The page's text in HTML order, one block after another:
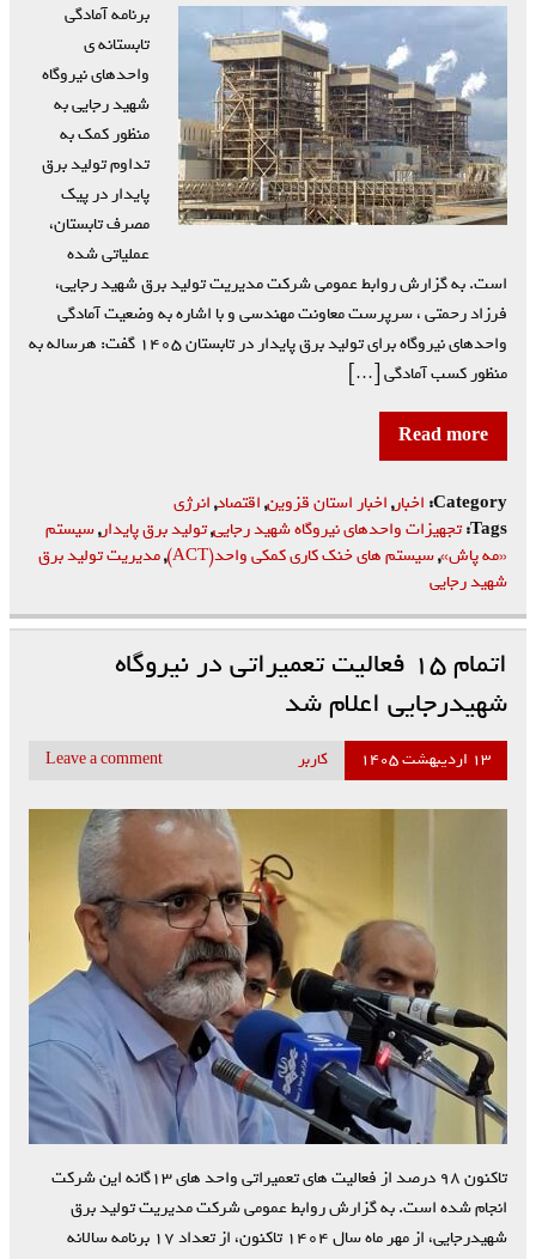
برنامه آمادگی
تابستانه ی
واحدهای نیروگاه
شهید رجایی به
منظور کمک به
تداوم تولید برق
پایدار در پیک
مصرف تابستان،
عملیاتی شده
است. به گزارش روابط عمومی شرکت مدیریت تولید برق شهید رجایی،
فرزاد رحمتی ، سرپرست معاونت مهندسی و با اشاره به وضعیت آمادگی
واحدهای نیروگاه برای تولید برق پایدار در تابستان ۱۴۰۵ گفت: هرساله به
منظور کسب آمادگی […]
Read more
Category: اخبار,اخبار استان قزوین,اقتصاد,انرژی
Tags: تجهیزات واحدهای نیروگاه شهید رجایی,تولید برق پایدار,سیستم
«مه پاش»,سیستم های خنک کاری کمکی واحد(ACT) ,مدیریت تولید برق
شهید رجایی
اتمام ۱۵ فعالیت تعمیراتی در نیروگاه
شهیدرجایی اعلام شد
۱۳ اردیبهشت ۱۴۰۵ کاربر Leave a comment
تاکنون ۹۸ درصد از فعالیت های تعمیراتی واحد های ۱۳گانه این شرکت
انجام شده است. به گزارش روابط عمومی شرکت مدیریت تولید برق
شهیدرجایی، از مهر ماه سال ۱۴۰۴ تاکنون، از تعداد ۱۷ برنامه سالانه